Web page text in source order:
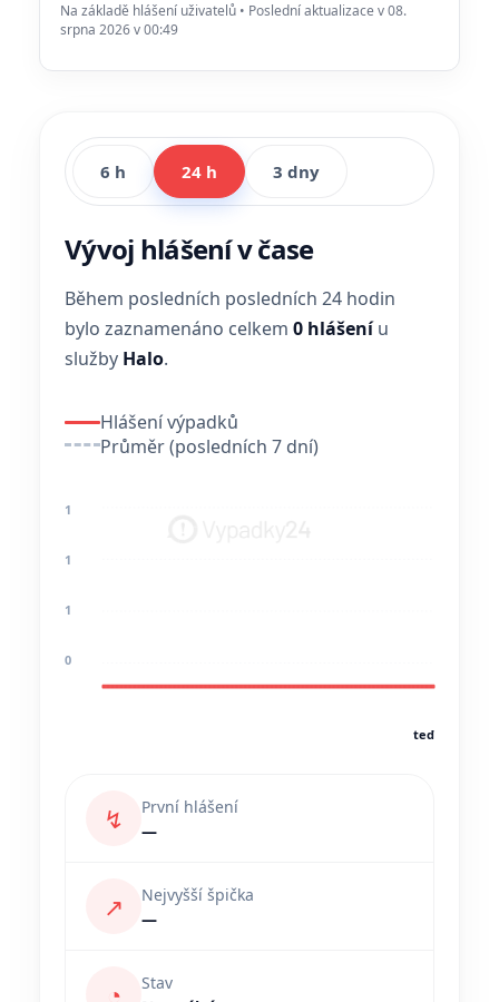
Na základě hlášení uživatelů • Poslední aktualizace v 08.
srpna 2026 v 00:49
6 h 24 h 3 dny
Vývoj hlášení v čase
Během posledních posledních 24 hodin
bylo zaznamenáno celkem 0 hlášeníu
služby Halo.
Hlášení výpadků
Průměr (posledních 7 dní)
1
1
1
0
teď
↯
První hlášení
—
↗
Nejvyšší špička
—
◔
Stav